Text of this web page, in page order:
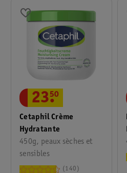
Cetaphil Crème
Hydratante
450g, peaux sèches et
sensibles
23.
50
140